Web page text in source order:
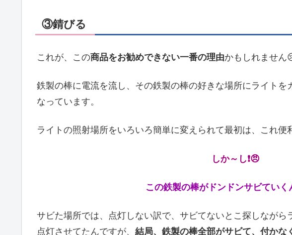
③錆びる
これが、この商品をお勧めできない一番の理由かもしれません
鉄製の棒に電流を流し、その鉄製の棒の好きな場所にライトを
なっています。
ライトの照射場所をいろいろ簡単に変えられて最初は、これ便
しか～し❗😠
この鉄製の棒がドンドンサビてい
サビた場所では、点灯しない訳で、サビてないとこ探しなが
点灯させてたんですが、 結局、鉄製の棒全部がサビて、付かな